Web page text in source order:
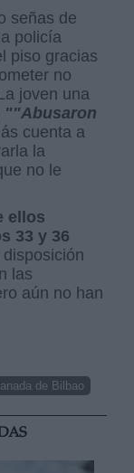
señas de
policía
piso gracias
no
joven una
""Abusaron
cuenta a
la
no le
ellos
33 y 36
las
aún no han
de Bilbao